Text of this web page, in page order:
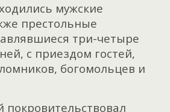
мужские
престольные
три-четыре
с приездом гостей,
богомольцев и
покровительствовал